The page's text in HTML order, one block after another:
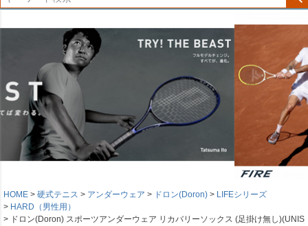
HOME 硬式テニス アンダーウェア ドロン(Doron)
LIFEシリーズ
HARD（男性用）
ドロン(Doron) スポーツアンダーウェア リカバリーソックス (足掛け無し)(UNIS